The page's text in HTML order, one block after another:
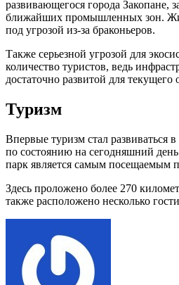
развивающегося города Закопане,
ближайших промышленных зон.
под угрозой из-за браконьеров.
Также серьезной угрозой для
количество туристов, ведь
достаточно развитой для текущего
Туризм
Впервые туризм стал развиваться
по состоянию на сегодняшний
парк является самым посещаемым
Здесь проложено более 270
также расположено несколько